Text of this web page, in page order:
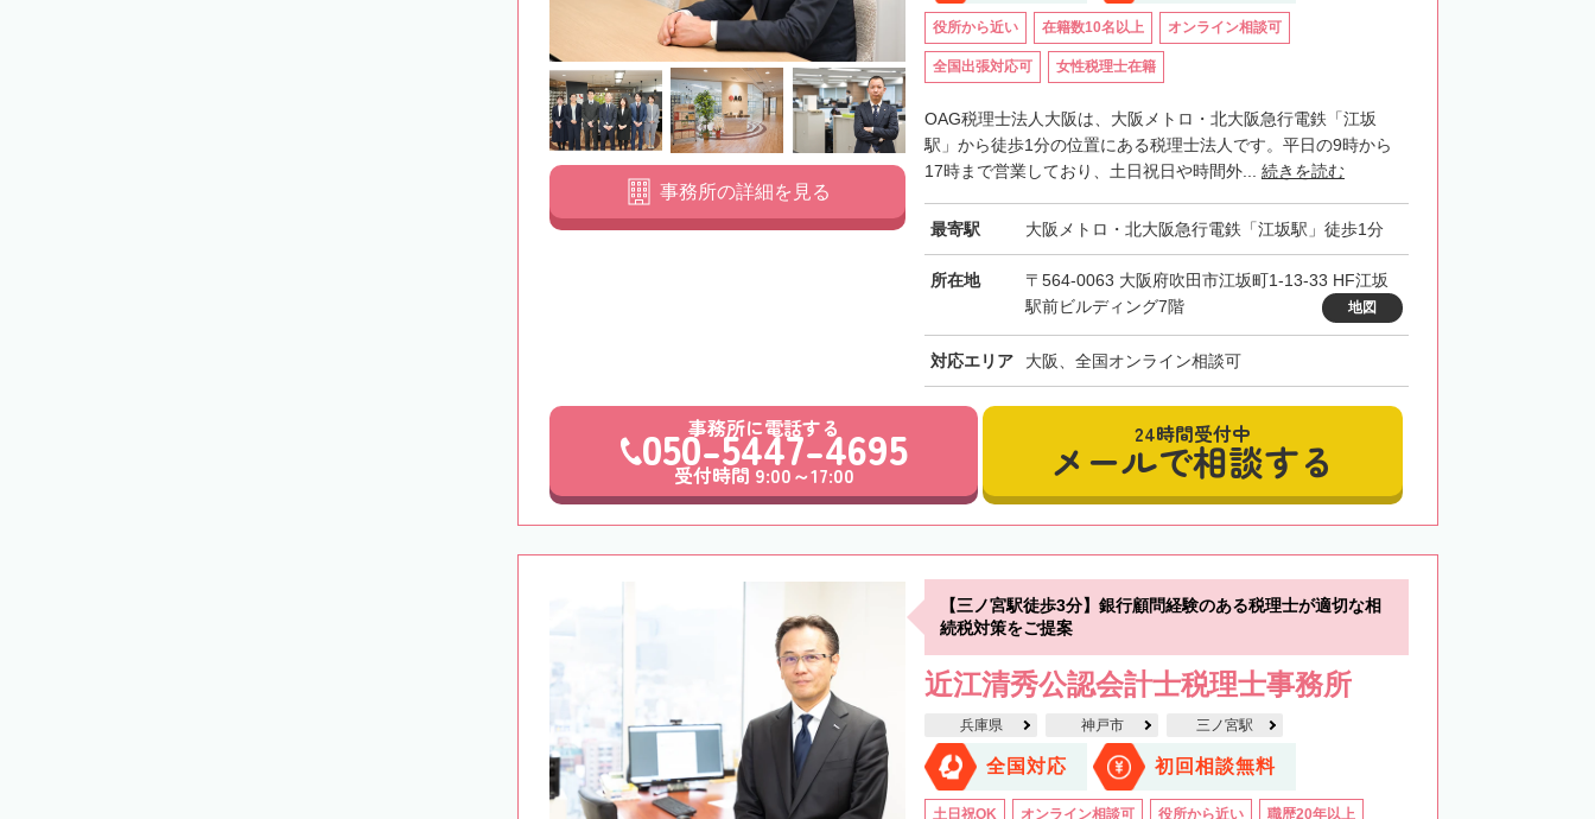
役所から近い 在籍数10名以上 オンライン相談可
全国出張対応可 女性税理士在籍
OAG税理士法人大阪は、大阪メトロ・北大阪急行電鉄「江坂
駅」から徒歩1分の位置にある税理士法人です。平日の9時から
17時まで営業しており、土日祝日や時間外... 続きを読む
最寄駅 大阪メトロ・北大阪急行電鉄「江坂駅」徒歩1分
所在地
〒564-0063 大阪府吹田市江坂町1-13-33 HF江坂
駅前ビルディング7階
地図
対応エリア 大阪、全国オンライン相談可
事務所の詳細を見る
事務所に電話する
050-5447-4695
受付時間 9:00～17:00
24時間受付中
メールで相談する
【三ノ宮駅徒歩3分】銀行顧問経験のある税理士が適切な相
続税対策をご提案
近江清秀公認会計士税理士事務所
兵庫県 神戸市 三ノ宮駅
全国対応 初回相談無料
土日祝OK オンライン相談可 役所から近い 職歴20年以上